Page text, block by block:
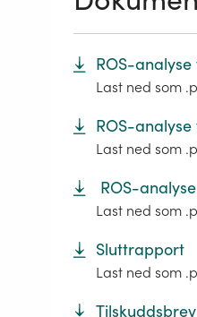
ROS-
Last ned som
ROS-
Last ned som
ROS-
Last ned som
Sluttrapport
Last ned som
Tilskuddsbrev